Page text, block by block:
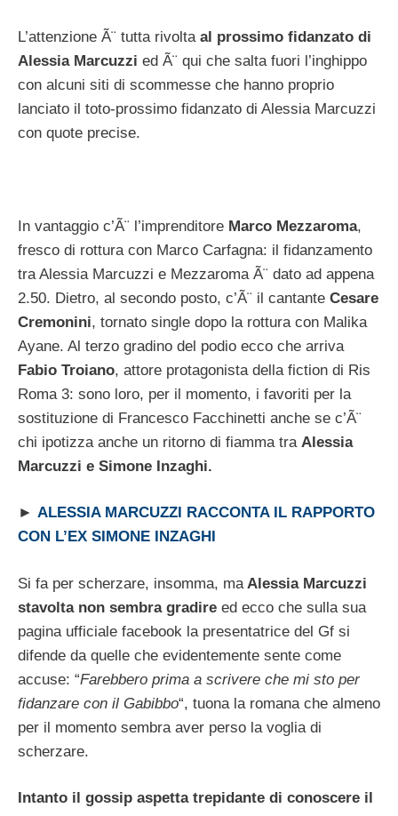
L’attenzione Ã¨ tutta rivolta al prossimo fidanzato di
Alessia Marcuzzi ed Ã¨ qui che salta fuori l’inghippo
con alcuni siti di scommesse che hanno proprio
lanciato il toto-prossimo fidanzato di Alessia Marcuzzi
con quote precise.
In vantaggio c’Ã¨ l’imprenditore Marco Mezzaroma,
fresco di rottura con Marco Carfagna: il fidanzamento
tra Alessia Marcuzzi e Mezzaroma Ã¨ dato ad appena
2.50. Dietro, al secondo posto, c’Ã¨ il cantante Cesare
Cremonini, tornato single dopo la rottura con Malika
Ayane. Al terzo gradino del podio ecco che arriva
Fabio Troiano, attore protagonista della fiction di Ris
Roma 3: sono loro, per il momento, i favoriti per la
sostituzione di Francesco Facchinetti anche se c’Ã¨
chi ipotizza anche un ritorno di fiamma tra Alessia
Marcuzzi e Simone Inzaghi.
► ALESSIA MARCUZZI RACCONTA IL RAPPORTO
CON L’EX SIMONE INZAGHI
Si fa per scherzare, insomma, ma Alessia Marcuzzi
stavolta non sembra gradire ed ecco che sulla sua
pagina ufficiale facebook la presentatrice del Gf si
difende da quelle che evidentemente sente come
accuse: “Farebbero prima a scrivere che mi sto per
fidanzare con il Gabibbo“, tuona la romana che almeno
per il momento sembra aver perso la voglia di
scherzare.
Intanto il gossip aspetta trepidante di conoscere il